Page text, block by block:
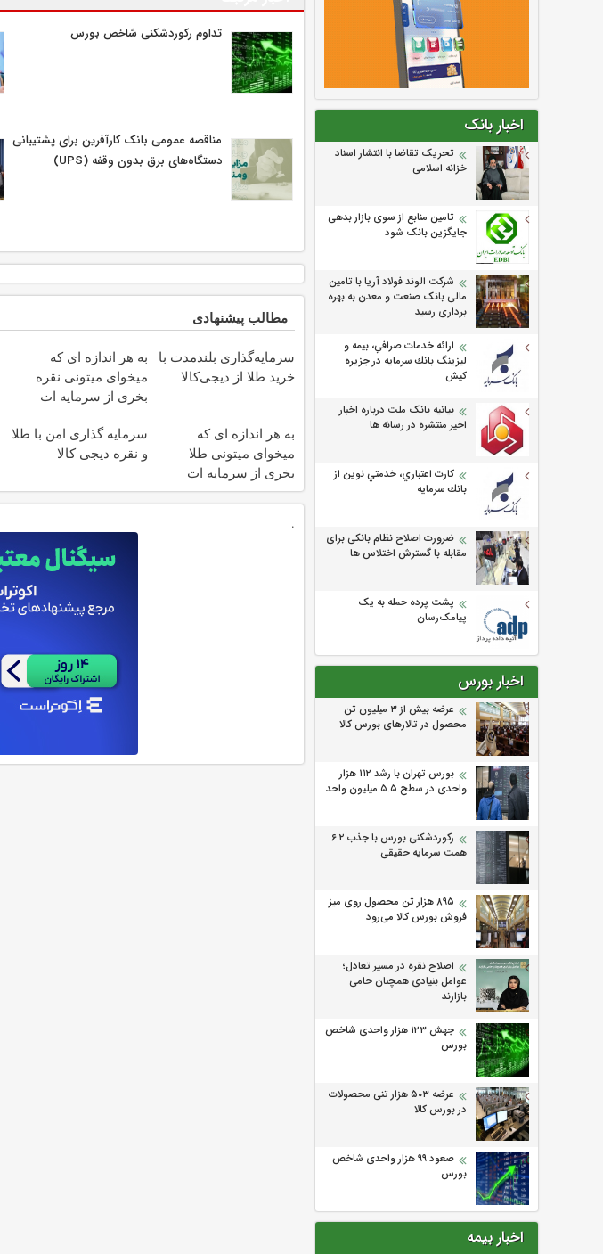
اخبار بانک
تحریک تقاضا با انتشار اسناد
خزانه اسلامی
تامین منابع از سوی بازار بدهی
جایگزین بانک شود
شرکت الوند فولاد آریا با تامین
مالی بانک صنعت و معدن به بهره
برداری رسید
ارائه خدمات صرافي، بيمه و
ليزينگ بانك سرمايه در جزيره
كيش
بیانیه بانک ملت درباره اخبار
اخیر منتشره در رسانه ها
كارت اعتباري، خدمتي نوين از
بانك سرمايه
ضرورت اصلاح نظام بانکی برای
مقابله با گسترش اختلاس ها
پشت پرده حمله به یک
پیامک‌رسان
اخبار بورس
عرضه بیش از ۳ میلیون تن
محصول در تالارهای بورس کالا
بورس تهران با رشد ۱۱۲ هزار
واحدی در سطح ۵.۵ میلیون واحد
رکوردشکنی بورس با جذب ۶.۲
همت سرمایه حقیقی
۸۹۵ هزار تن محصول روی میز
فروش بورس کالا می‌‌رود
اصلاح نقره در مسیر تعادل؛
عوامل بنیادی همچنان حامی
بازارند
جهش ۱۲۳ هزار واحدی شاخص
بورس
عرضه ۵۰۳ هزار تنی محصولات
در بورس کالا
صعود ۹۹ هزار واحدی شاخص
بورس
اخبار بیمه
تداوم رکوردشکنی شاخص بورس
مناقصه عمومی بانک کارآفرین برای پشتیبانی
دستگاه‌های برق بدون وقفه (UPS)
مطالب پیشنهادی
سرمایه‌گذاری بلندمدت با
خرید طلا از دیجی‌کالا
به هر اندازه ای که
میخوای میتونی نقره
بخری از سرمایه ات
به هر اندازه ای که
میخوای میتونی طلا
بخری از سرمایه ات
محافظت کنی
سرمایه گذاری امن با طلا
و نقره دیجی کالا
.